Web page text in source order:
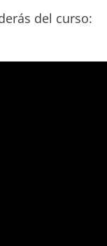
del curso: